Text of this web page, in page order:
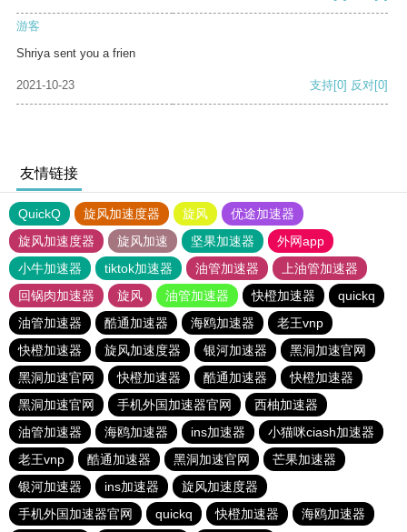
游客
Shriya sent you a frien
2021-10-23 支持[0] 反对[0]
友情链接
QuickQ 旋风加速度器 旋风
优途加速器
旋风加速度器
旋风加速 坚果加速器
外网app
小牛加速器
tiktok加速器 油管加速器
上油管加速器
回锅肉加速器
旋风 油管加速器 快橙加速器
quickq
油管加速器
酷通加速器 海鸥加速器
老王vnp
快橙加速器
旋风加速度器 银河加速器
黑洞加速官网
黑洞加速官网
快橙加速器 酷通加速器
快橙加速器
黑洞加速官网
手机外国加速器官网
西柚加速器
油管加速器
海鸥加速器 ins加速器
小猫咪ciash加速器
老王vnp
酷通加速器 黑洞加速官网
芒果加速器
银河加速器
ins加速器
旋风加速度器
手机外国加速器官网
quickq 快橙加速器 海鸥加速器